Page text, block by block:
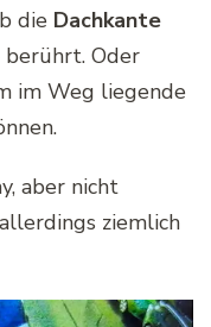
die Dachkante
Oder
im Weg liegende
aber nicht
ziemlich